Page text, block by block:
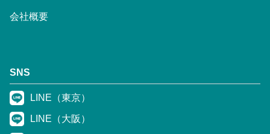
会社概要
SNS
LINE（東京）
LINE（大阪）